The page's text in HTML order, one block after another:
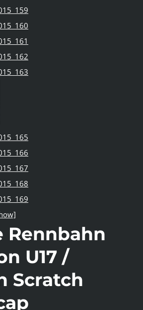
Rennbahn
U17 /
Scratch